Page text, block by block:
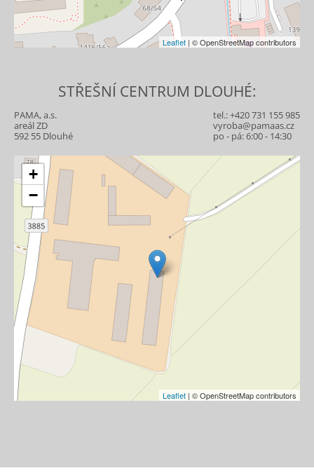
Leaflet | © OpenStreetMap contributors
STŘEŠNÍ CENTRUM DLOUHÉ:
PAMA, a.s.
areál ZD
592 55 Dlouhé
tel.:+420 731 155 985
vyroba@pamaas.cz
po - pá: 6:00 - 14:30
+
−
Leaflet | © OpenStreetMap contributors